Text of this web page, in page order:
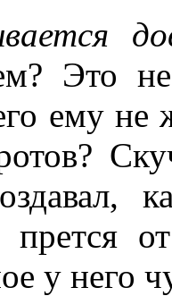
Это
ему не
прется
у него